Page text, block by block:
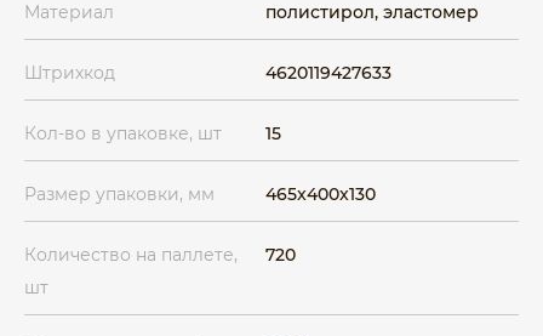
Материал полистирол, эластомер
Штрихкод 4620119427633
Кол-во в упаковке, шт 15
Размер упаковки, мм 465x400x130
Количество на паллете,
шт
720